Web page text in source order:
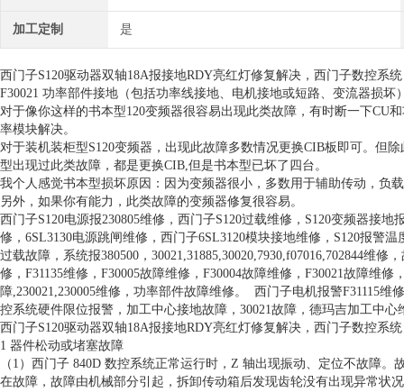
加工定制 是
西门子S120驱动器双轴18A报接地RDY亮红灯修复解决，西门子数控系
F30021 功率部件接地（包括功率线接地、电机接地或短路、变流器损坏
对于像你这样的书本型120变频器很容易出现此类故障，有时断一下CU
率模块解决。
对于装机装柜型S120变频器，出现此故障多数情况更换CIB板即可。但
型出现过此类故障，都是更换CIB,但是书本型已坏了四台。
我个人感觉书本型损坏原因：因为变频器很小，多数用于辅助传动，负
另外，如果你有能力，此类故障的变频器修复很容易。
西门子S120电源报230805维修，西门子S120过载维修，S120变频器接
修，6SL3130电源跳闸维修，西门子6SL3120模块接地维修，S120报警
过载故障，系统报380500，30021,31885,30020,7930,f07016,702844维
修，F31135维修，F30005故障维修，F30004故障维修，F30021故障维
障,230021,230005维修，功率部件故障维修。 西门子电机报警F31115
控系统硬件限位报警，加工中心接地故障，30021故障，德玛吉加工中心
西门子S120驱动器双轴18A报接地RDY亮红灯修复解决，西门子数控系
1 器件松动或堵塞故障
（1）西门子 840D 数控系统正常运行时，Z 轴出现振动、定位不故障
在故障，故障由机械部分引起，拆卸传动箱后发现齿轮没有出现异常状